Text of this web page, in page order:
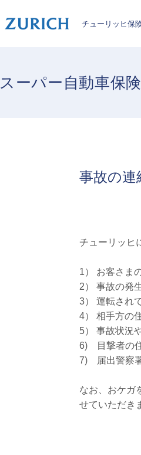
チューリッヒ保
スーパー自動車保険
事故の連
チューリッヒ
1） お客さま
2） 事故の発
3） 運転され
4） 相手方の
5） 事故状況
6) 目撃者の住
7) 届出警察
なお、おケガ
せていただき